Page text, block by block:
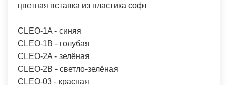
цветная вставка из пластика софт
CLEO-1A - синяя
CLEO-1B - голубая
CLEO-2A - зелёная
CLEO-2B - светло-зелёная
CLEO-03 - красная